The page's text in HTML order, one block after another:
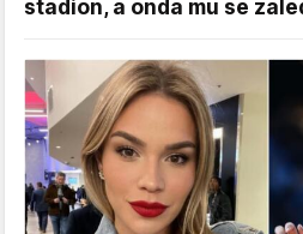
stadion, a onda mu se